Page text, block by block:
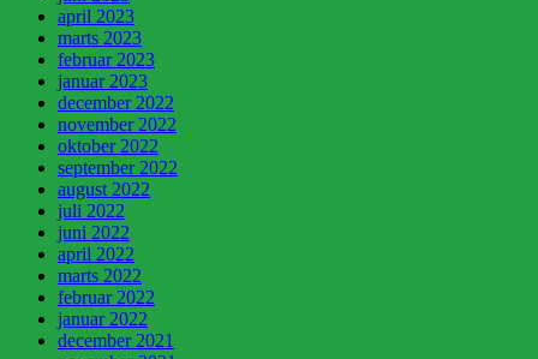
april 2023
marts 2023
februar 2023
januar 2023
december 2022
november 2022
oktober 2022
september 2022
august 2022
juli 2022
juni 2022
april 2022
marts 2022
februar 2022
januar 2022
december 2021